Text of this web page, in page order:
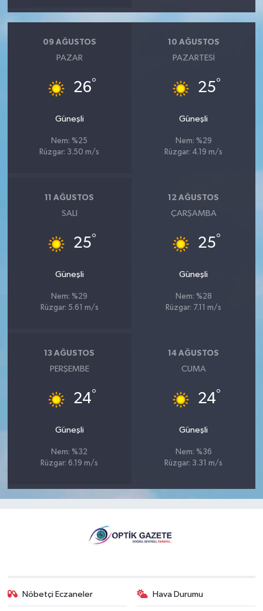
09 AĞUSTOS
PAZAR
26°
Güneşli
Nem: %25
Rüzgar: 3.50 m/s
10 AĞUSTOS
PAZARTESI
25°
Güneşli
Nem: %29
Rüzgar: 4.19 m/s
11 AĞUSTOS
SALI
25°
Güneşli
Nem: %29
Rüzgar: 5.61 m/s
12 AĞUSTOS
ÇARŞAMBA
25°
Güneşli
Nem: %28
Rüzgar: 7.11 m/s
13 AĞUSTOS
PERŞEMBE
24°
Güneşli
Nem: %32
Rüzgar: 6.19 m/s
14 AĞUSTOS
CUMA
24°
Güneşli
Nem: %36
Rüzgar: 3.31 m/s
Nöbetçi Eczaneler Hava Durumu